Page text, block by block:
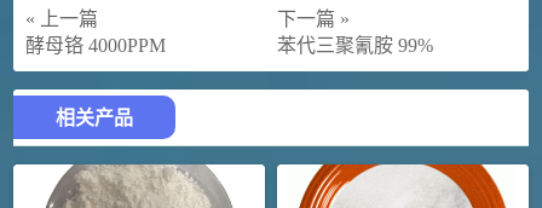
« 上一篇
酵母铬 4000PPM
下一篇 »
苯代三聚氰胺 99%
相关产品